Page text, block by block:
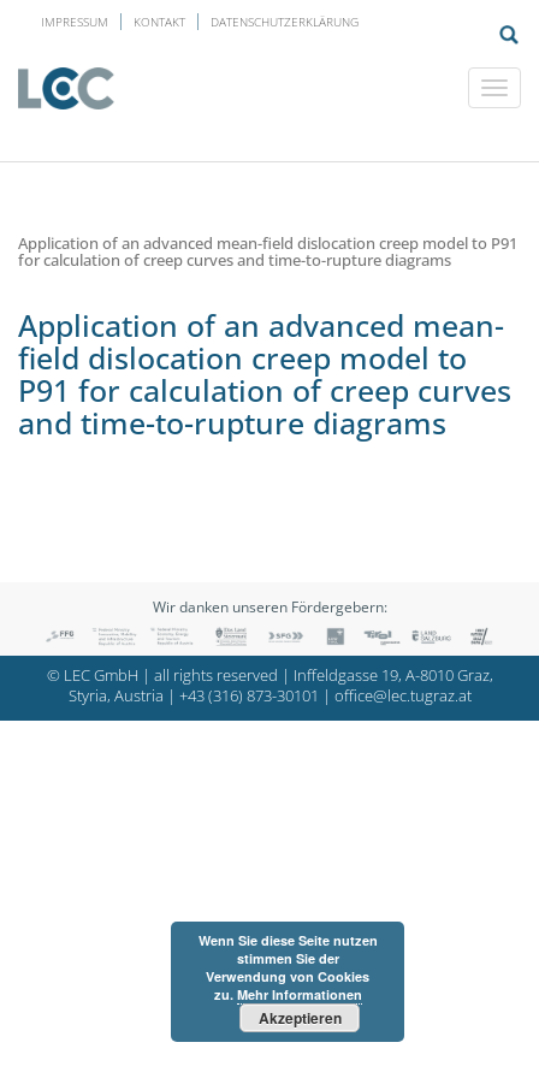
IMPRESSUM KONTAKT DATENSCHUTZERKLÄRUNG
Application of an advanced mean-field dislocation creep model to P91
for calculation of creep curves and time-to-rupture diagrams
Application of an advanced mean-
field dislocation creep model to
P91 for calculation of creep curves
and time-to-rupture diagrams
Wir danken unseren Fördergebern:
© LEC GmbH | all rights reserved | Inffeldgasse 19, A-8010 Graz,
Styria, Austria | +43 (316) 873-30101 | office@lec.tugraz.at
Wenn Sie diese Seite nutzen
stimmen Sie der
Verwendung von Cookies
zu. Mehr Informationen
Akzeptieren